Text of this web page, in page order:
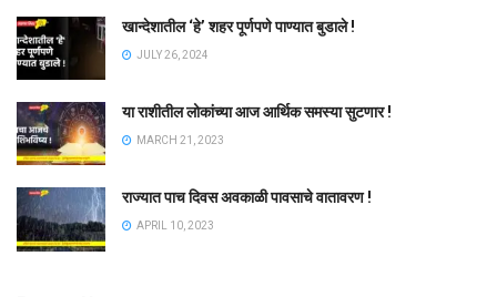
खान्देशातील ‘हे’ शहर पूर्णपणे पाण्यात बुडाले !
JULY 26, 2024
या राशीतील लोकांच्या आज आर्थिक समस्या सुटणार !
MARCH 21, 2023
राज्यात पाच दिवस अवकाळी पावसाचे वातावरण !
APRIL 10, 2023